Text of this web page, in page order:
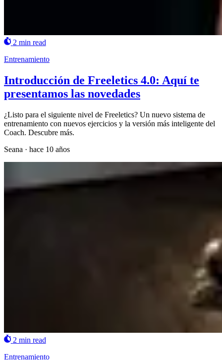
2 min read
Entrenamiento
Introducción de Freeletics 4.0: Aquí te
presentamos las novedades
¿Listo para el siguiente nivel de Freeletics? Un nuevo sistema de
entrenamiento con nuevos ejercicios y la versión más inteligente del
Coach. Descubre más.
Seana · hace 10 años
2 min read
Entrenamiento